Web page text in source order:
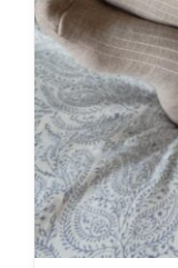
tootelehel.